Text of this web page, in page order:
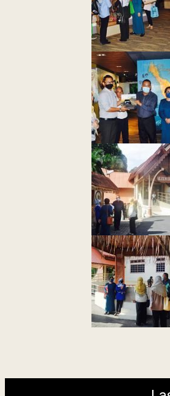
Kemajuan Orang
Last
/ 06 /
browser versi terkini
skrin beresolusi 1280 x 1024